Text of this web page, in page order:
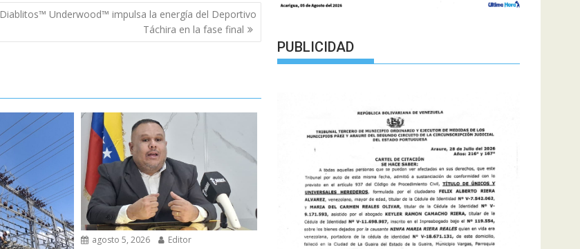
Diablitos™ Underwood™ impulsa la energía del Deportivo
Táchira en la fase final
agosto 5, 2026 Editor
PUBLICIDAD